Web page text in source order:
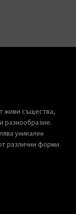
живи същества,
разнообразие.
уникален
различни форми